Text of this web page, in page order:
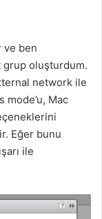
ve ben
oluşturdum.
network ile
mode’u, Mac
Eğer bunu
ile